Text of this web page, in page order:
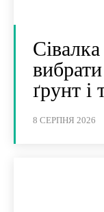
вибрати
ґрунт і
8 СЕРПНЯ 2026